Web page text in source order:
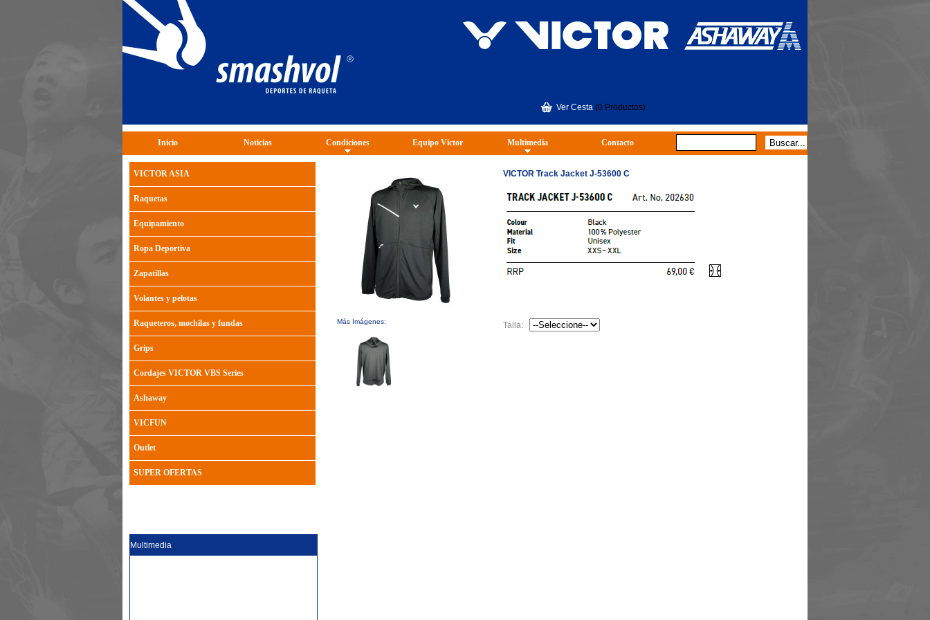
Inicio Noticias Condiciones Equipo Victor Multimedia Contacto
Más Imágenes:
VICTOR Track Jacket J-53600 C
Talla:
VICTOR ASIA
Raquetas
Equipamiento
Ropa Deportiva
Zapatillas
Volantes y pelotas
Raqueteros, mochilas y fundas
Grips
Cordajes VICTOR VBS Series
Ashaway
VICFUN
Outlet
SUPER OFERTAS
Multimedia
Ver Cesta (0 Productos)